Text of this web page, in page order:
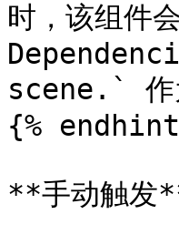
时，该组
scene.` 作
{%
**手动触发